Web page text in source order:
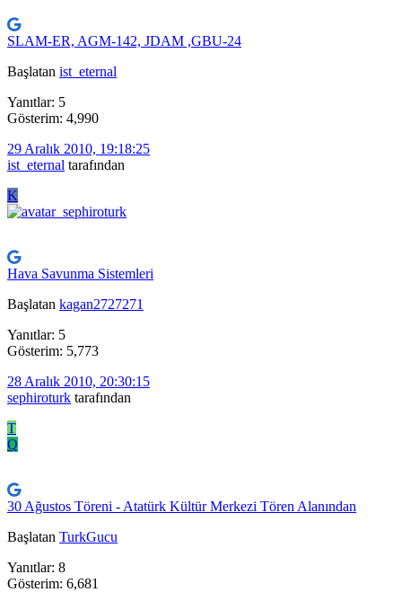
SLAM-ER, AGM-142, JDAM ,GBU-24
Başlatan ist_eternal
Yanıtlar: 5
Gösterim: 4,990
29 Aralık 2010, 19:18:25
ist_eternal tarafından
K
Hava Savunma Sistemleri
Başlatan kagan2727271
Yanıtlar: 5
Gösterim: 5,773
28 Aralık 2010, 20:30:15
sephiroturk tarafından
T
Q
30 Ağustos Töreni - Atatürk Kültür Merkezi Tören Alanından
Başlatan TurkGucu
Yanıtlar: 8
Gösterim: 6,681